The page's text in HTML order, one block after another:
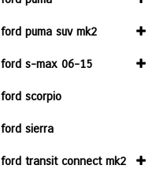
ford puma suv mk2
ford s-max 06-15
ford scorpio
ford sierra
ford transit connect mk2